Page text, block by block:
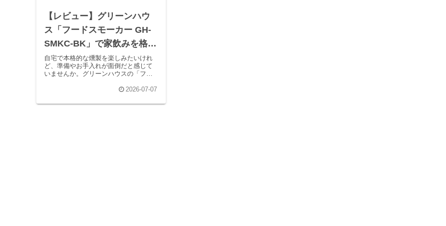
【レビュー】グリーンハウ
ス「フードスモーカー GH-
SMKC-BK」で家飲みを格上
げ！
自宅で本格的な燻製を楽しみたいけれ
ど、準備やお手入れが面倒だと感じて
いませんか。グリーンハウスの「フー
ークチップやお手入れブラシなど、必
用プレートも付いていて、ヤ...
2026-07-07